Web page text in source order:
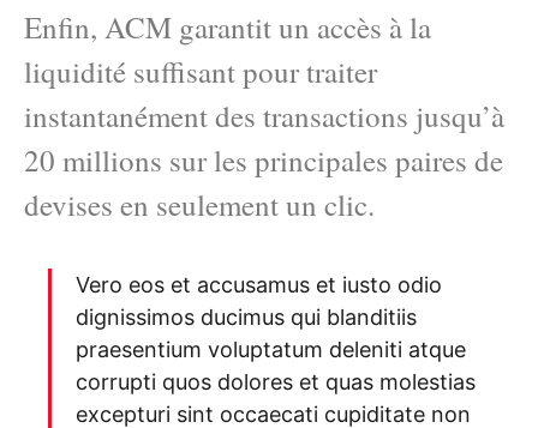
Enfin, ACM garantit un accès à la
liquidité suffisant pour traiter
instantanément des transactions jusqu’à
20 millions sur les principales paires de
devises en seulement un clic.
Vero eos et accusamus et iusto odio
dignissimos ducimus qui blanditiis
praesentium voluptatum deleniti atque
corrupti quos dolores et quas molestias
excepturi sint occaecati cupiditate non